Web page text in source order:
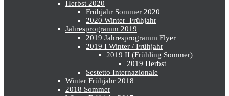
Herbst 2020
Frühjahr Sommer 2020
2020 Winter_Frühjahr
Jahresprogramm 2019
2019 Jahresprogramm Flyer
2019 I Winter / Frühjahr
2019 II (Frühling Sommer)
2019 Herbst
Sestetto Internazionale
Winter Frühjahr 2018
2018 Sommer